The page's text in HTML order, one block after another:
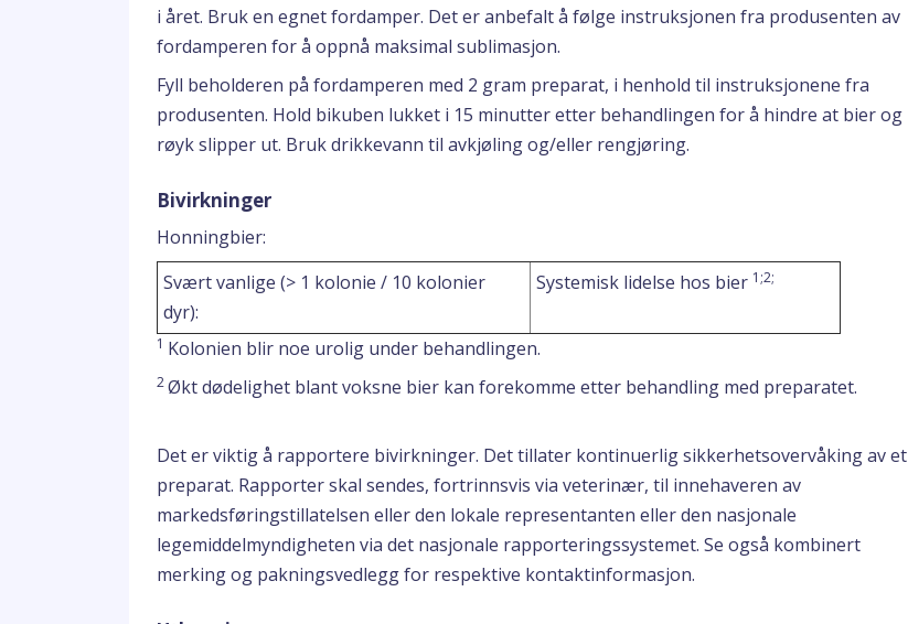
i året. Bruk en egnet fordamper. Det er anbefalt å følge instruksjonen fra produsenten av
fordamperen for å oppnå maksimal sublimasjon.
Fyll beholderen på fordamperen med 2 gram preparat, i henhold til instruksjonene fra
produsenten. Hold bikuben lukket i 15 minutter etter behandlingen for å hindre at bier og
røyk slipper ut. Bruk drikkevann til avkjøling og/eller rengjøring.
Bivirkninger
Honningbier:
Svært vanlige (> 1 kolonie / 10 kolonier
dyr):
Systemisk lidelse hos bier 1;2;
1 Kolonien blir noe urolig under behandlingen.
2Økt dødelighet blant voksne bier kan forekomme etter behandling med preparatet.
Det er viktig å rapportere bivirkninger. Det tillater kontinuerlig sikkerhetsovervåking av et
preparat. Rapporter skal sendes, fortrinnsvis via veterinær, til innehaveren av
markedsføringstillatelsen eller den lokale representanten eller den nasjonale
legemiddelmyndigheten via det nasjonale rapporteringssystemet. Se også kombinert
merking og pakningsvedlegg for respektive kontaktinformasjon.